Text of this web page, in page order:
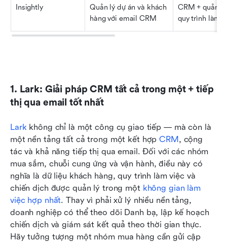
Insightly
Quản lý dự án và khách
hàng với email CRM
CRM + quản
quy trình làm
1. Lark: Giải pháp CRM tất cả trong một + tiếp
thị qua email tốt nhất
Lark không chỉ là một công cụ giao tiếp — mà còn là
một nền tảng tất cả trong một kết hợp CRM, cộng
tác và khả năng tiếp thị qua email. Đối với các nhóm
mua sắm, chuỗi cung ứng và vận hành, điều này có
nghĩa là dữ liệu khách hàng, quy trình làm việc và
chiến dịch được quản lý trong một không gian làm
việc hợp nhất. Thay vì phải xử lý nhiều nền tảng,
doanh nghiệp có thể theo dõi Danh bạ, lập kế hoạch
chiến dịch và giám sát kết quả theo thời gian thực.
Hãy tưởng tượng một nhóm mua hàng cần gửi cập